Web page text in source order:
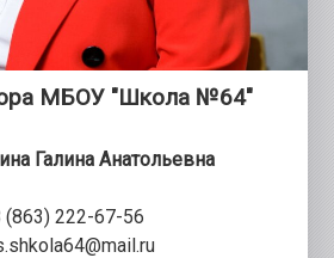
МБОУ "Школа №64"
Галина Анатольевна
(863) 222-67-56